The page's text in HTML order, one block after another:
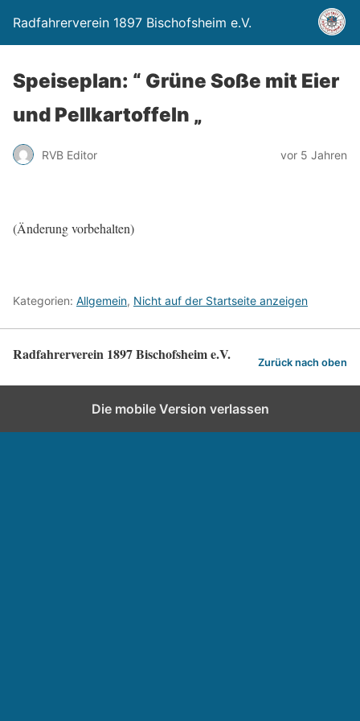
Radfahrerverein 1897 Bischofsheim e.V.
Speiseplan: “ Grüne Soße mit Eier
und Pellkartoffeln „
RVB Editor vor 5 Jahren
(Änderung vorbehalten)
Kategorien: Allgemein, Nicht auf der Startseite anzeigen
Radfahrerverein 1897 Bischofsheim e.V. Zurück nach oben
Die mobile Version verlassen